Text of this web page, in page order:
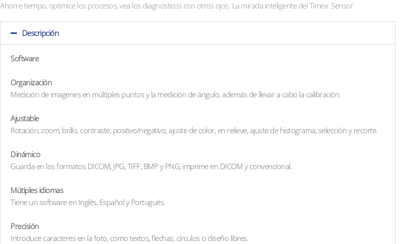
Ahorre tiempo, optimice los procesos, vea los diagnósticos con otros ojos. La mirada inteligente del Timex Sensor
Descripción
Software
Organización
Medición de imagenes en múltiples puntos y la medición de ángulo, además de llevar a cabo la calibración.
Ajustable
Rotación, zoom, brillo, contraste, positivo/negativo, ajuste de color, en relieve, ajuste de histograma, selección y recorte.
Dinámico
Guarda en los formatos DICOM, JPG, TIFF, BMP y PNG, imprime en DICOM y convencional.
Mútiples idiomas
Tiene un software en Inglês, Español y Portugués.
Precisión
Introduce caracteres en la foto, como textos, flechas, círculos o diseño libres.